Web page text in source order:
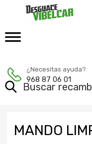
¿Necesitas ayuda?
968 87 06 01
MANDO